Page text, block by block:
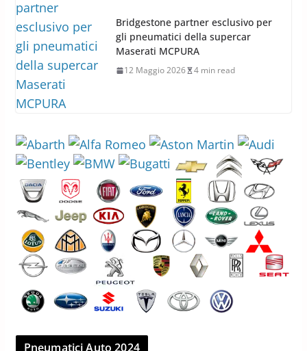
Bridgestone partner esclusivo per
gli pneumatici della supercar
Maserati MCPURA
12 Maggio 2026 4 min read
Pneumatici Auto 2024